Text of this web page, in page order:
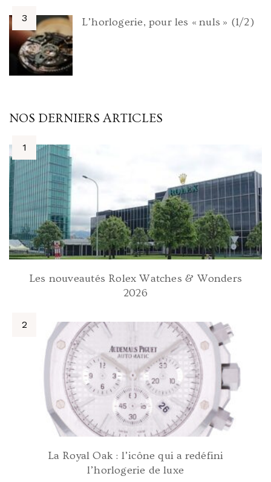
L’horlogerie, pour les « nuls » (1/2)
NOS DERNIERS ARTICLES
Les nouveautés Rolex Watches & Wonders
2026
La Royal Oak : l’icône qui a redéfini
l’horlogerie de luxe